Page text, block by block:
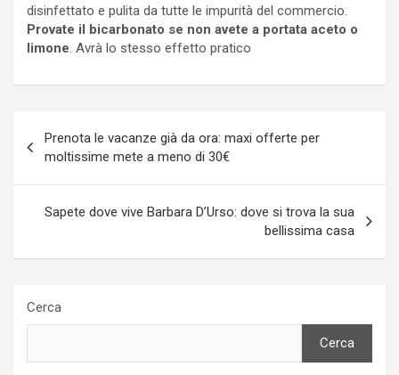
disinfettato e pulita da tutte le impurità del commercio.
Provate il bicarbonato se non avete a portata aceto o
limone. Avrà lo stesso effetto pratico
articoli
Prenota le vacanze già da ora: maxi offerte per
moltissime mete a meno di 30€
Sapete dove vive Barbara D’Urso: dove si trova la sua
bellissima casa
Cerca
Cerca